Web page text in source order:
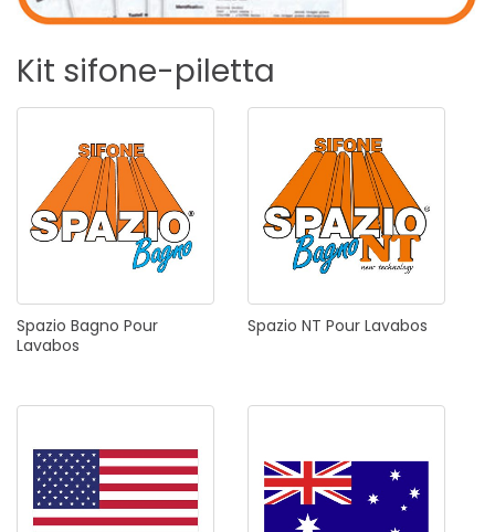
Kit sifone-piletta
Spazio Bagno Pour
Lavabos
Spazio NT Pour Lavabos